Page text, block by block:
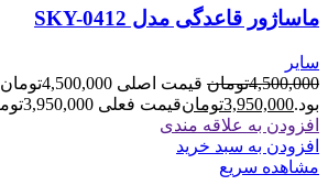
ماساژور قاعدگی مدل SKY-0412
سایر
4,500,000تومان
قیمت اصلی 4,500,000تومان
بود.3,950,000تومانقیمت فعلی 3,950,000تومان است.
افزودن به علاقه مندی
افزودن به سبد خرید
مشاهده سریع